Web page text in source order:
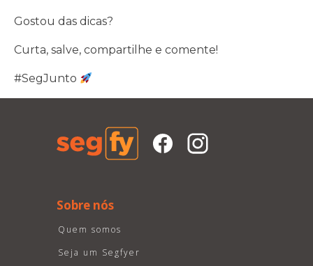
Gostou das dicas?
Curta, salve, compartilhe e comente!
#SegJunto
Sobre nós
Quem somos
Seja um Segfyer